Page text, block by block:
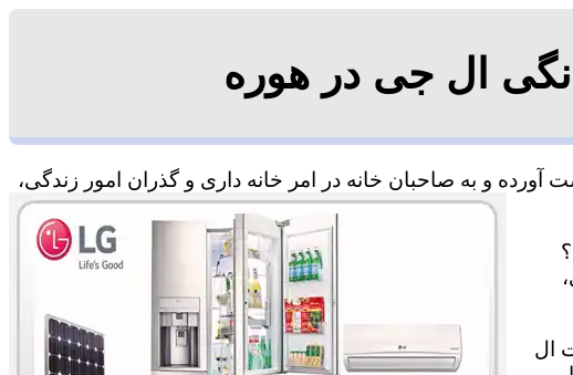
ال جی در هوره
و به صاحبان خانه در امر خانه داری و گذران امور زندگی،
ال